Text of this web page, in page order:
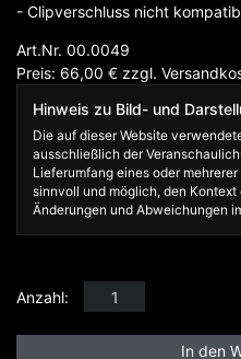
- Clipverschluss nicht
Art.Nr. 00.0049
Preis: 66,00 € zzgl.
Hinweis zu Bild- und
Die auf dieser Website
ausschließlich der
Lieferumfang eines oder
sinnvoll und möglich, den
Änderungen und Abweichungen
Anzahl: